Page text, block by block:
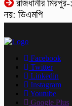
রাজধানীর
নয়: ডিএমপি
Facebook
Twitter
Linkedin
Instagram
Youtube
Google Plus